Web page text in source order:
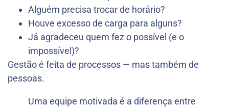
Alguém precisa trocar de horário?
Houve excesso de carga para alguns?
Já agradeceu quem fez o possível (e o
impossível)?
Gestão é feita de processos — mas também de
pessoas.
Uma equipe motivada é a diferença entre